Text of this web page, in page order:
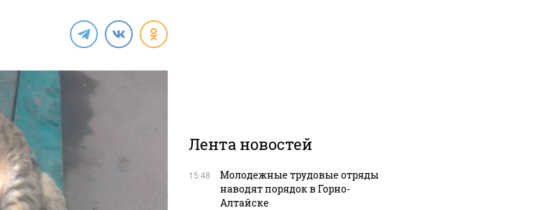
Лента новостей
15:48
Молодежные трудовые отряды
наводят порядок в Горно-
Алтайске